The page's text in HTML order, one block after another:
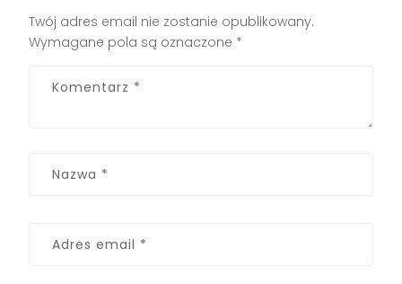
Twój adres email nie zostanie opublikowany.
Wymagane pola są oznaczone *